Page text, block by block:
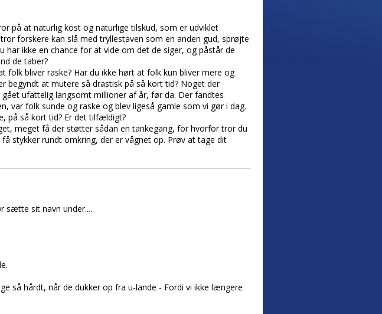
på at naturlig kost og naturlige tilskud, som er udviklet
forskere kan slå med tryllestaven som en anden gud, sprøjte
har ikke en chance for at vide om det de siger, og påstår de
de taber?
bliver raske? Har du ikke hørt at folk kun bliver mere og
begyndt at mutere så drastisk på så kort tid? Noget der
ufattelig langsomt millioner af år, før da. Der fandtes
var folk sunde og raske og blev ligeså gamle som vi gør i dag.
på så kort tid? Er det tilfældigt?
meget få der støtter sådan en tankegang, for hvorfor tror du
stykker rundt omkring, der er vågnet op. Prøv at tage dit
sætte sit navn under....
så hårdt, når de dukker op fra u-lande - Fordi vi ikke længere